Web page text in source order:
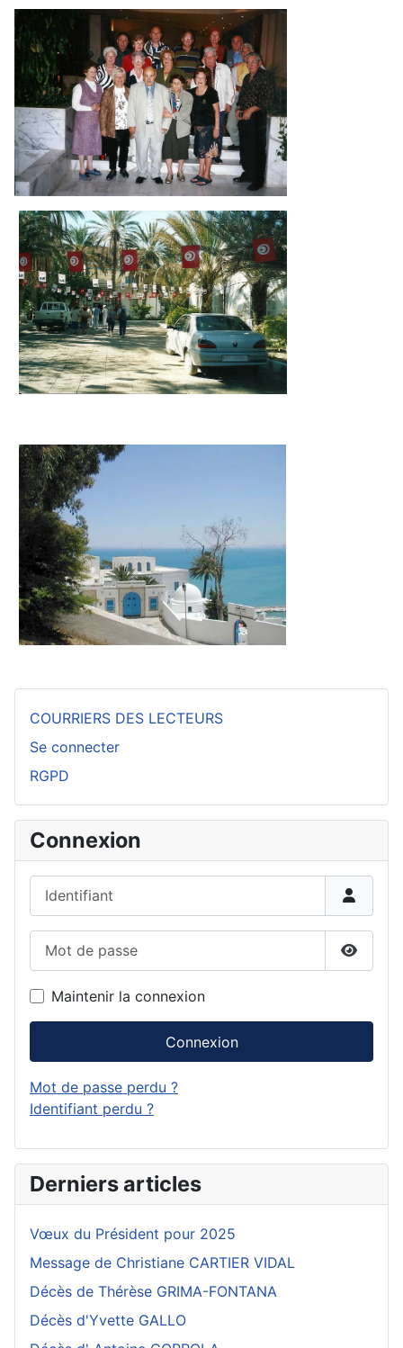
COURRIERS DES LECTEURS
Se connecter
RGPD
Connexion
Maintenir la connexion
Connexion
Mot de passe perdu ?
Identifiant perdu ?
Derniers articles
Vœux du Président pour 2025
Message de Christiane CARTIER VIDAL
Décès de Thérèse GRIMA-FONTANA
Décès d'Yvette GALLO